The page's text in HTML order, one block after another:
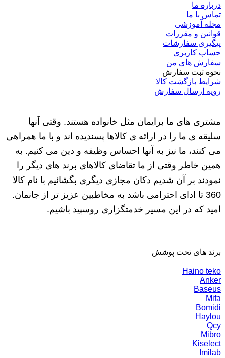
درباره ما
تماس با ما
مجله آموزشی
قوانین و مقررات
پیگیری سفارشات
حساب کاربری
سفارش های من
نحوه ثبت سفارش
شرایط بازگشت کالا
رویه ارسال سفارش
مشتری های ما برایمان مثل خانواده هستند. وقتی آنها
سلیقه ی ما را در ارائه ی کالاها پسندیده اند و با ما همراهی
می کنند، ما نیز به آنها احساس وظیفه و دین می کنیم. به
همین خاطر وقتی از ما تقاضای کالاهای برند های دیگر را
نمودند بر آن شدیم دکان مجازی دیگری بگشائیم با نام کالا
360 تا ادای احترامی باشد به مخاطبین عزیز تر از جانمان.
امید که در این مسیر خدمتگزاری روسپید باشیم.
برند های تحت پوشش
Haino teko
Anker
Baseus
Mifa
Bomidi
Haylou
Qcy
Mibro
Kiselect
Imilab